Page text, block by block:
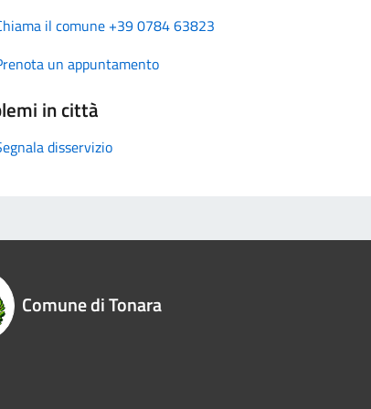
il comune +39 0784 63823
un appuntamento
in città
disservizio
Comune di Tonara